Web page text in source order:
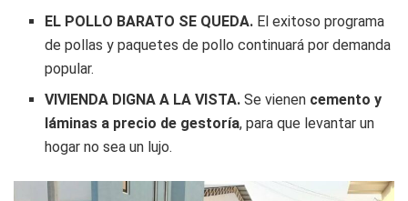
EL POLLO BARATO SE QUEDA. El exitoso programa
de pollas y paquetes de pollo continuará por demanda
popular.
VIVIENDA DIGNA A LA VISTA.Se vienen cemento y
láminas a precio de gestoría, para que levantar un
hogar no sea un lujo.